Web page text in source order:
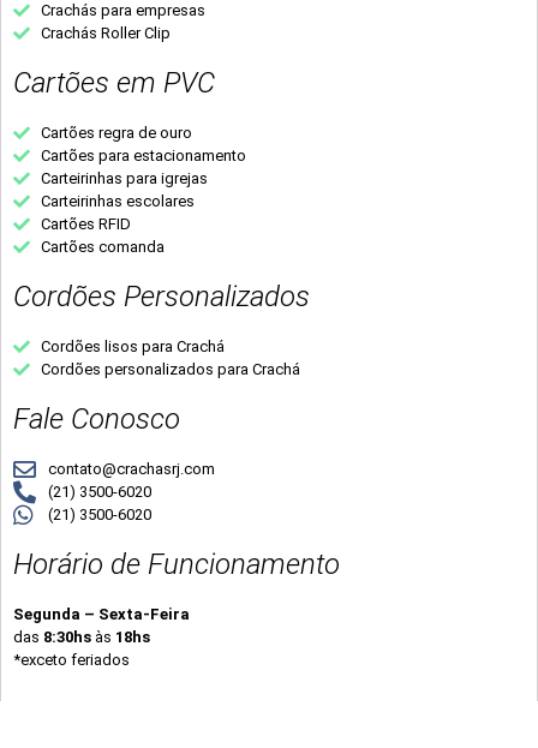
Crachás para empresas
Crachás Roller Clip
Cartões em PVC
Cartões regra de ouro
Cartões para estacionamento
Carteirinhas para igrejas
Carteirinhas escolares
Cartões RFID
Cartões comanda
Cordões Personalizados
Cordões lisos para Crachá
Cordões personalizados para Crachá
Fale Conosco
contato@crachasrj.com
(21) 3500-6020
(21) 3500-6020
Horário de Funcionamento
Segunda – Sexta-Feira
das 8:30hs às 18hs
*exceto feriados